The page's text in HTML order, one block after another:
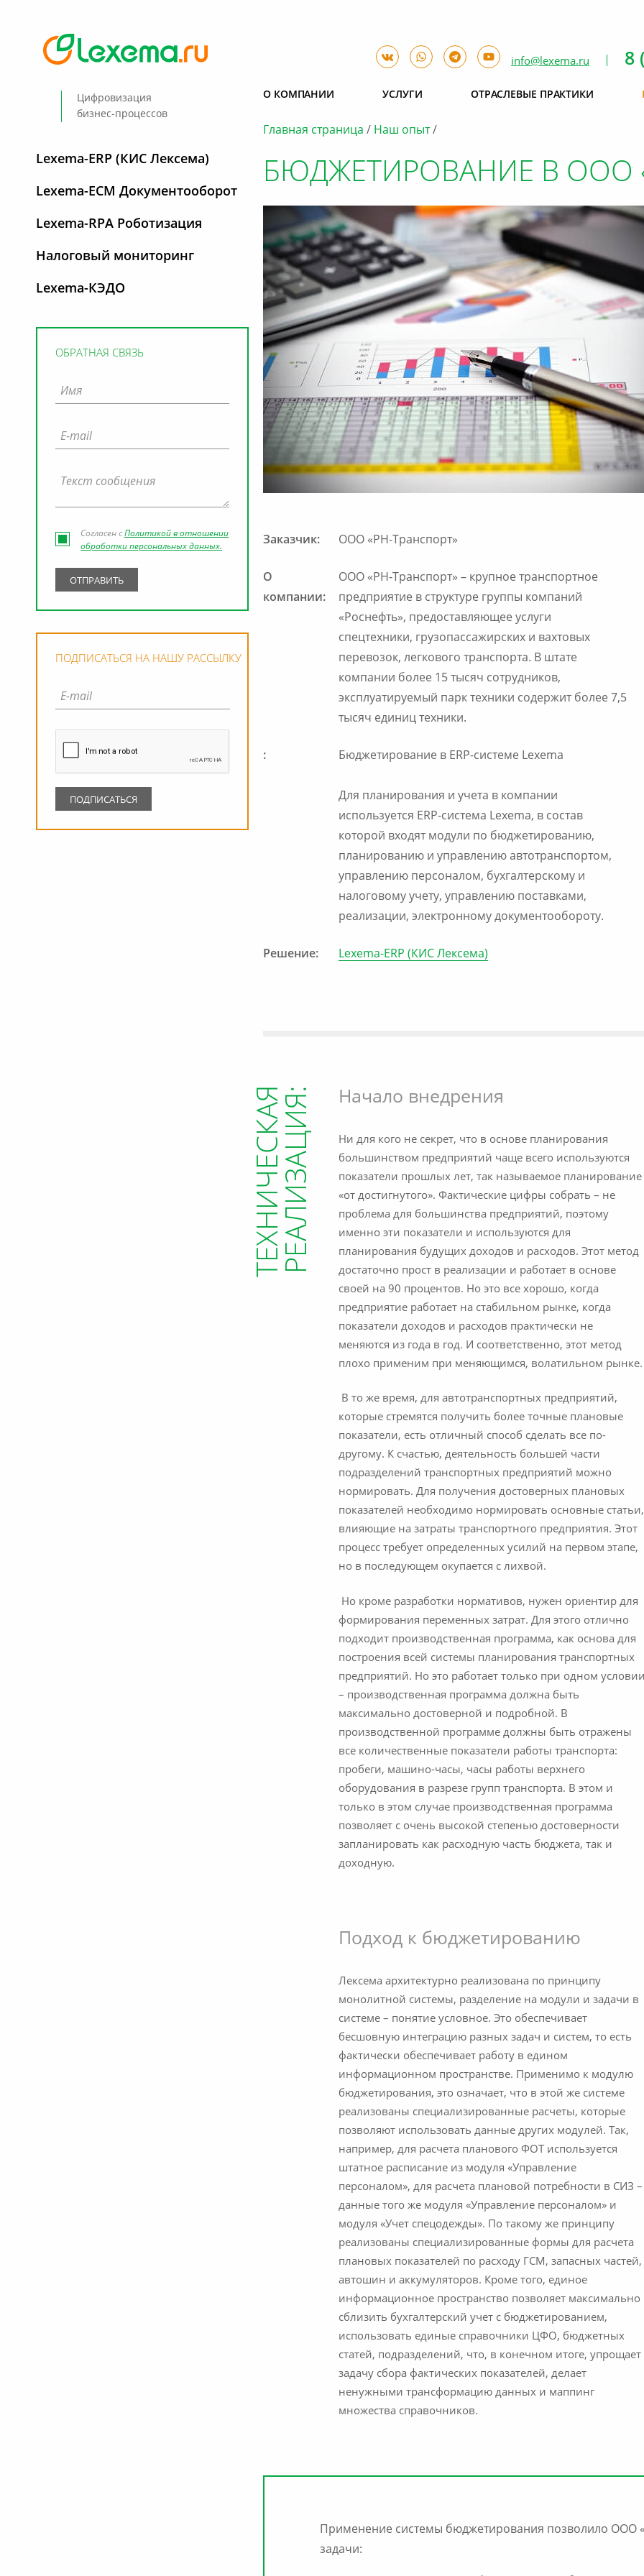
Lexema-ERP (КИС Лексема)
Lexema-ECM Документооборот
Lexema-RPA Роботизация
Налоговый мониторинг
Lexema-КЭДО
ОБРАТНАЯ СВЯЗЬ
Согласен сПолитикой в отношении
обработки персональных данных.
ПОДПИСАТЬСЯ НА НАШУ РАССЫЛКУ
Главная страница Наш опыт
БЮДЖЕТИРОВАНИЕ В ООО
Заказчик: ООО «РН-Транспорт»
О
компании:
ООО «РН-Транспорт» – крупное транспортное
предприятие в структуре группы компаний
«Роснефть», предоставляющее услуги
спецтехники, грузопассажирских и вахтовых
перевозок, легкового транспорта. В штате
компании более 15 тысяч сотрудников,
эксплуатируемый парк техники содержит более 7,5
тысяч единиц техники.
: Бюджетирование в ERP-системе Lexema
Для планирования и учета в компании
используется ERP-система Lexema, в состав
которой входят модули по бюджетированию,
планированию и управлению автотранспортом,
управлению персоналом, бухгалтерскому и
налоговому учету, управлению поставками,
реализации, электронному документообороту.
Решение: Lexema-ERP (КИС Лексема)
ТЕХНИЧЕСКАЯРЕАЛИЗАЦИЯ: Начало внедрения
Ни для кого не секрет, что в основе планирования
большинством предприятий чаще всего используются
показатели прошлых лет, так называемое планирование
«от достигнутого». Фактические цифры собрать – не
проблема для большинства предприятий, поэтому
именно эти показатели и используются для
планирования будущих доходов и расходов. Этот метод
достаточно прост в реализации и работает в основе
своей на 90 процентов. Но это все хорошо, когда
предприятие работает на стабильном рынке, когда
показатели доходов и расходов практически не
меняются из года в год. И соответственно, этот метод
плохо применим при меняющимся, волатильном рынке.
В то же время, для автотранспортных предприятий,
которые стремятся получить более точные плановые
показатели, есть отличный способ сделать все по-
другому. К счастью, деятельность большей части
подразделений транспортных предприятий можно
нормировать. Для получения достоверных плановых
показателей необходимо нормировать основные статьи,
влияющие на затраты транспортного предприятия. Этот
процесс требует определенных усилий на первом этапе,
но в последующем окупается с лихвой.
Но кроме разработки нормативов, нужен ориентир для
формирования переменных затрат. Для этого отлично
подходит производственная программа, как основа для
построения всей системы планирования транспортных
предприятий. Но это работает только при одном
– производственная программа должна быть
максимально достоверной и подробной. В
производственной программе должны быть отражены
все количественные показатели работы транспорта:
пробеги, машино-часы, часы работы верхнего
оборудования в разрезе групп транспорта. В этом и
только в этом случае производственная программа
позволяет с очень высокой степенью достоверности
запланировать как расходную часть бюджета, так и
доходную.
Подход к бюджетированию
Лексема архитектурно реализована по принципу
монолитной системы, разделение на модули и задачи в
системе – понятие условное. Это обеспечивает
бесшовную интеграцию разных задач и систем, то есть
фактически обеспечивает работу в едином
информационном пространстве. Применимо к модулю
бюджетирования, это означает, что в этой же системе
реализованы специализированные расчеты, которые
позволяют использовать данные других модулей. Так,
например, для расчета планового ФОТ используется
штатное расписание из модуля «Управление
персоналом», для расчета плановой потребности в СИЗ –
данные того же модуля «Управление персоналом» и
модуля «Учет спецодежды». По такому же принципу
реализованы специализированные формы для расчета
плановых показателей по расходу ГСМ, запасных частей,
автошин и аккумуляторов. Кроме того, единое
информационное пространство позволяет максимально
сблизить бухгалтерский учет с бюджетированием,
использовать единые справочники ЦФО, бюджетных
статей, подразделений, что, в конечном итоге, упрощает
задачу сбора фактических показателей, делает
ненужными трансформацию данных и маппинг
множества справочников.
Применение системы бюджетирования позволило ООО
задачи:
Цифровизация
бизнес-процессов
info@lexema.ru 8
О КОМПАНИИ УСЛУГИ ОТРАСЛЕВЫЕ ПРАКТИКИ